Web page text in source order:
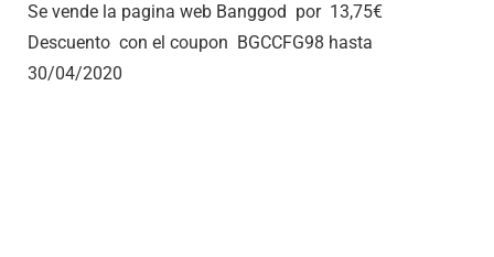
Se vende la pagina web Banggod por 13,75€
Descuento con el coupon BGCCFG98 hasta
30/04/2020